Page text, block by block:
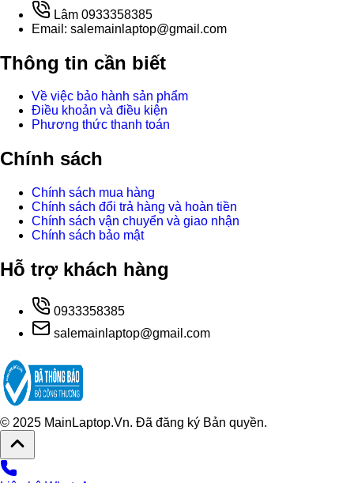
Lâm 0933358385
Email: salemainlaptop@gmail.com
Thông tin cần biết
Về việc bảo hành sản phẩm
Điều khoản và điều kiện
Phương thức thanh toán
Chính sách
Chính sách mua hàng
Chính sách đổi trả hàng và hoàn tiền
Chính sách vận chuyển và giao nhận
Chính sách bảo mật
Hỗ trợ khách hàng
0933358385
salemainlaptop@gmail.com
© 2025 MainLaptop.Vn. Đã đăng ký Bản quyền.